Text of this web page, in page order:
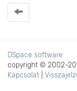
DSpace software
copyright © 2002-
Kapcsolat